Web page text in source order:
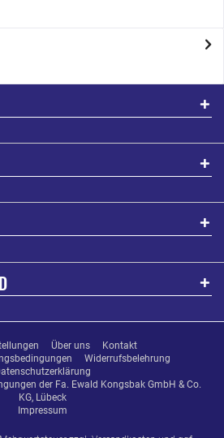
Über uns
Kontakt
Widerrufsbelehrung
der Fa. Ewald Kongsbak GmbH & Co.
KG, Lübeck
Impressum